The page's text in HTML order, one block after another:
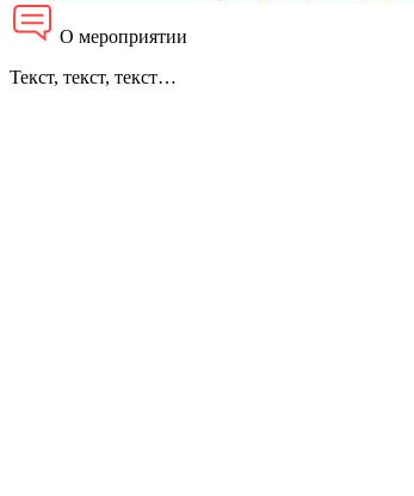
О мероприятии
Текст, текст, текст…